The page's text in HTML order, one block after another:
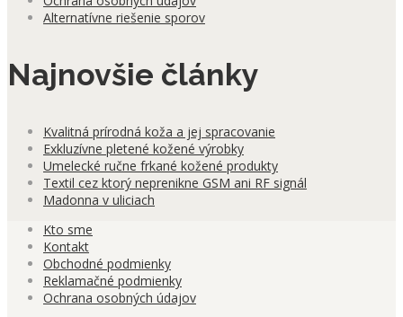
Alternatívne riešenie sporov
Najnovšie články
Kvalitná prírodná koža a jej spracovanie
Exkluzívne pletené kožené výrobky
Umelecké ručne frkané kožené produkty
Textil cez ktorý neprenikne GSM ani RF signál
Madonna v uliciach
Kto sme
Kontakt
Obchodné podmienky
Reklamačné podmienky
Ochrana osobných údajov